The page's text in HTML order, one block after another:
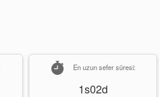
En uzun sefer süresi:
1s02d